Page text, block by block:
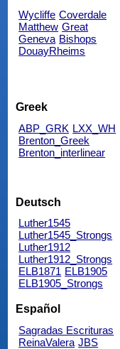
Wycliffe Coverdale
Matthew Great
Geneva Bishops
DouayRheims
Greek
ABP_GRK LXX_WH
Brenton_Greek
Brenton_interlinear
Deutsch
Luther1545
Luther1545_Strongs
Luther1912
Luther1912_Strongs
ELB1871 ELB1905
ELB1905_Strongs
Español
Sagradas Escrituras
ReinaValera JBS